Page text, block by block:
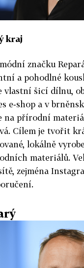
kraj
značku
a pohodlné
vlastní šicí dílnu,
e‑shop a v
na přírodní
Cílem je tvořit
lokálně
materiálů.
zejména